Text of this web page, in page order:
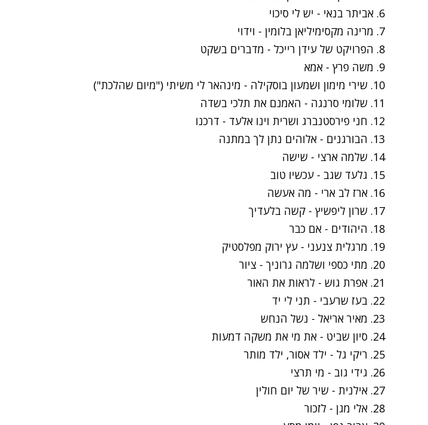
6. אביתר בנאי -
יש לי סיכוי
7. מרינה מקסימיליאן בלומין -
וידוי
8. הפרויקט של עידן רייכל -
מדברים בשקט
9. משה פרץ -
אמא
10. שירי מימון ושמעון בוסקילה -
מינהאר לי משיתי ("מיום שהלכת")
11. שלומי סרנגה -
האמנם את תלכי בשדה
12. חני פירסטנברג ושרית וינו אלעד -
דרכנו
13. הבורגנים -
אלוהים נתן לך במתנה
14. שלמה ארצי -
שישה
15. גלעד שגב -
עכשיו טוב
16. ארז לב ארי -
מה אעשה
17. שרון ליפשיץ -
קשה בלעדיך
18. היהודים -
אם כבר
19. מרגלית צנעני -
עץ ירוק מפלסטיק
20. מתי כספי ושלמה גרוניך -
ציור
21. אפרת גוש -
לראות את האור
22. בעז שרעבי -
תני לי יד
23. מאיר אריאל -
נשל הנחש
24. סיון שביט -
את מי את משקה דמעות
25. ריקי גל -
ילד אסור, ילד מותר
26. גידי גוב -
מי תרצי
27. אילנית -
שיר של יום חולין
28. אלי מגן -
לזכור